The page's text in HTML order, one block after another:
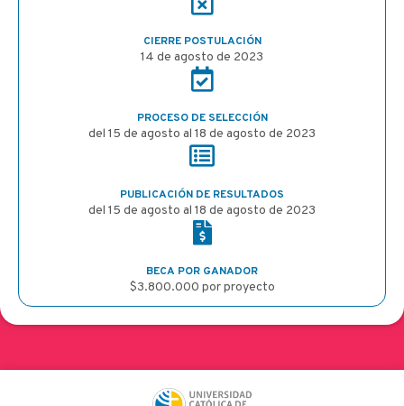
CIERRE POSTULACIÓN
14 de agosto de 2023
PROCESO DE SELECCIÓN
del 15 de agosto al 18 de agosto de 2023
PUBLICACIÓN DE RESULTADOS
del 15 de agosto al 18 de agosto de 2023
BECA POR GANADOR
$3.800.000 por proyecto